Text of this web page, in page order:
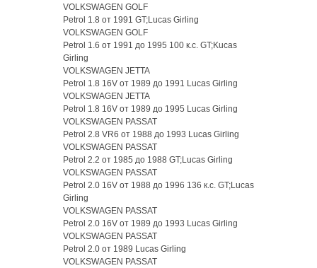
VOLKSWAGEN GOLF
Petrol 1.8 от 1991 GT;Lucas Girling
VOLKSWAGEN GOLF
Petrol 1.6 от 1991 до 1995 100 к.с. GT;Kucas
Girling
VOLKSWAGEN JETTA
Petrol 1.8 16V от 1989 до 1991 Lucas Girling
VOLKSWAGEN JETTA
Petrol 1.8 16V от 1989 до 1995 Lucas Girling
VOLKSWAGEN PASSAT
Petrol 2.8 VR6 от 1988 до 1993 Lucas Girling
VOLKSWAGEN PASSAT
Petrol 2.2 от 1985 до 1988 GT;Lucas Girling
VOLKSWAGEN PASSAT
Petrol 2.0 16V от 1988 до 1996 136 к.с. GT;Lucas
Girling
VOLKSWAGEN PASSAT
Petrol 2.0 16V от 1989 до 1993 Lucas Girling
VOLKSWAGEN PASSAT
Petrol 2.0 от 1989 Lucas Girling
VOLKSWAGEN PASSAT